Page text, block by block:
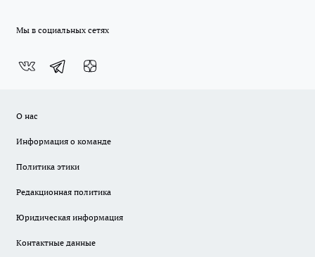
Мы в социальных сетях
О нас
Информация о команде
Политика этики
Редакционная политика
Юридическая информация
Контактные данные